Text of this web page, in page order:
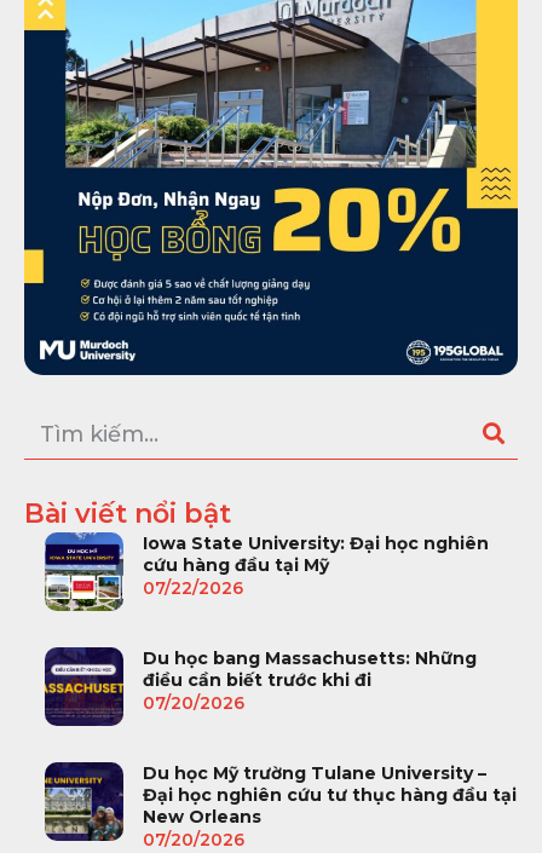
Bài viết nổi bật
Iowa State University: Đại học nghiên
cứu hàng đầu tại Mỹ
07/22/2026
Du học bang Massachusetts: Những
điều cần biết trước khi đi
07/20/2026
Du học Mỹ trường Tulane University –
Đại học nghiên cứu tư thục hàng đầu tại
New Orleans
07/20/2026